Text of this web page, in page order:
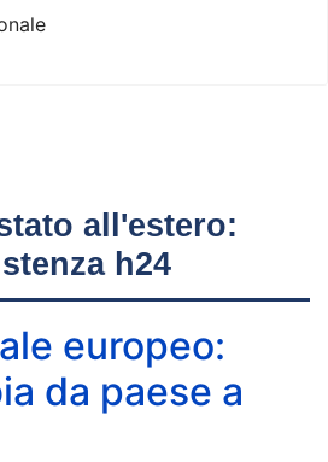
all'estero:
h24
europeo:
da paese a